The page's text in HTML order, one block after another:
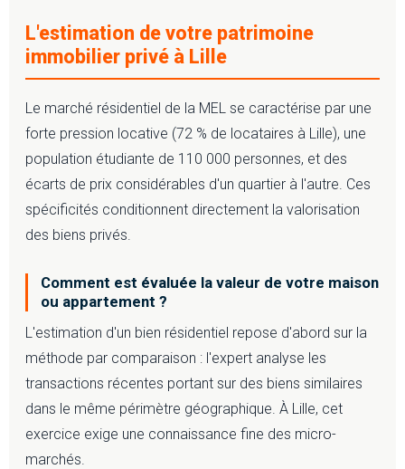
L'estimation de votre patrimoine
immobilier privé à Lille
Le marché résidentiel de la MEL se caractérise par une
forte pression locative (72 % de locataires à Lille), une
population étudiante de 110 000 personnes, et des
écarts de prix considérables d'un quartier à l'autre. Ces
spécificités conditionnent directement la valorisation
des biens privés.
Comment est évaluée la valeur de votre maison
ou appartement ?
L'estimation d'un bien résidentiel repose d'abord sur la
méthode par comparaison : l'expert analyse les
transactions récentes portant sur des biens similaires
dans le même périmètre géographique. À Lille, cet
exercice exige une connaissance fine des micro-
marchés.